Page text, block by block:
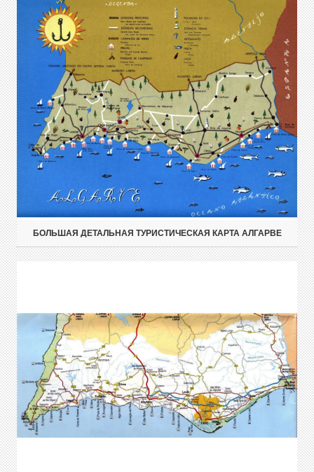
БОЛЬШАЯ ДЕТАЛЬНАЯ ТУРИСТИЧЕСКАЯ КАРТА АЛГАРВЕ